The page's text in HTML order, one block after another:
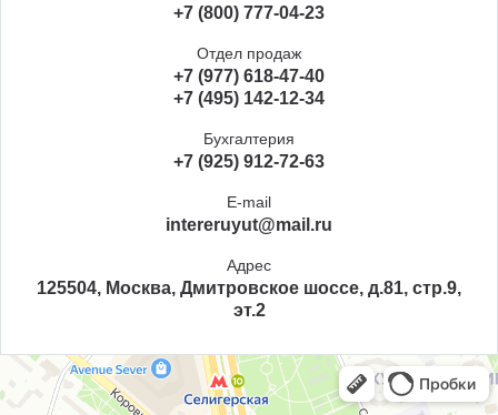
+7 (800) 777-04-23
Отдел продаж
+7 (977) 618-47-40
+7 (495) 142-12-34
Бухгалтерия
+7 (925) 912-72-63
E-mail
intereruyut@mail.ru
Адрес
125504, Москва, Дмитровское шоссе, д.81, стр.9,
эт.2